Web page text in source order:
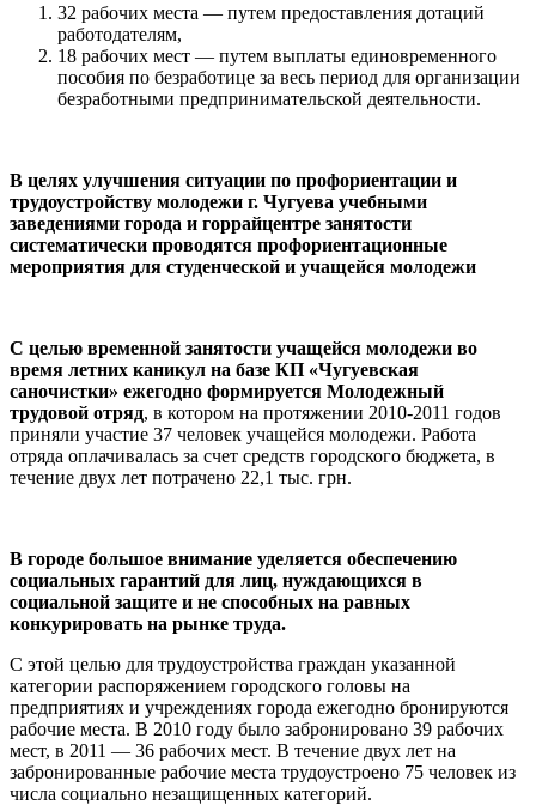
32 рабочих места — путем предоставления дотаций
работодателям,
18 рабочих мест — путем выплаты единовременного
пособия по безработице за весь период для организации
безработными предпринимательской деятельности.
В целях улучшения ситуации по профориентации и
трудоустройству молодежи г. Чугуева учебными
заведениями города и горрайцентре занятости
систематически проводятся профориентационные
мероприятия для студенческой и учащейся молодежи
С целью временной занятости учащейся молодежи во
время летних каникул на базе КП «Чугуевская
саночистки» ежегодно формируется Молодежный
трудовой отряд, в котором на протяжении 2010-2011 годов
приняли участие 37 человек учащейся молодежи. Работа
отряда оплачивалась за счет средств городского бюджета, в
течение двух лет потрачено 22,1 тыс. грн.
В городе большое внимание уделяется обеспечению
социальных гарантий для лиц, нуждающихся в
социальной защите и не способных на равных
конкурировать на рынке труда.
С этой целью для трудоустройства граждан указанной
категории распоряжением городского головы на
предприятиях и учреждениях города ежегодно бронируются
рабочие места. В 2010 году было забронировано 39 рабочих
мест, в 2011 — 36 рабочих мест. В течение двух лет на
забронированные рабочие места трудоустроено 75 человек из
числа социально незащищенных категорий.